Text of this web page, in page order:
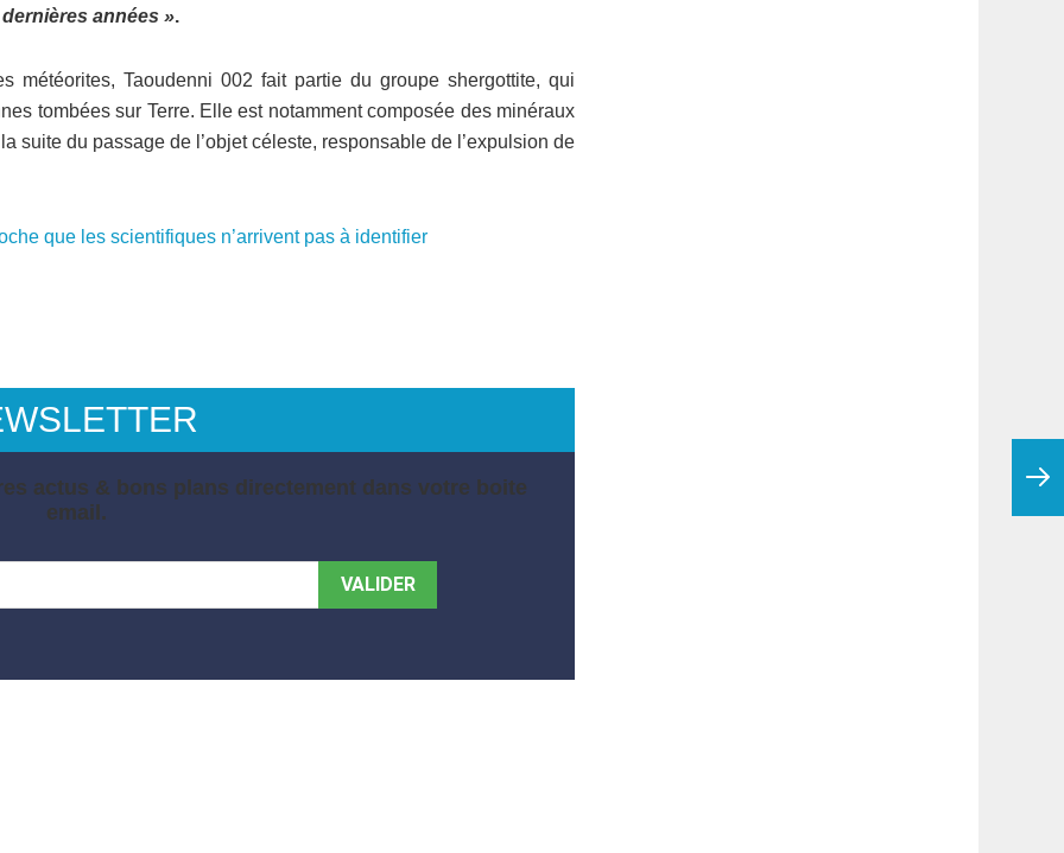
années ».
météorites, Taoudenni 002 fait partie du groupe shergottite, qui
tombées sur Terre. Elle est notamment composée des minéraux
suite du passage de l’objet céleste, responsable de l’expulsion de
que les scientifiques n’arrivent pas à identifier
actus & bons plans directement dans votre boite
email.